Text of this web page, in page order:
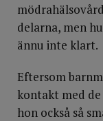
delarna, men
ännu inte klart.
Eftersom
kontakt med
hon också så